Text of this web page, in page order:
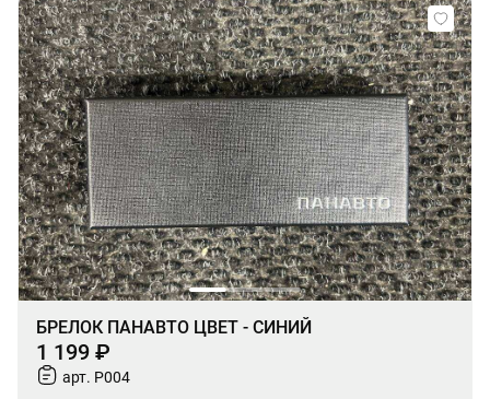
БРЕЛОК ПАНАВТО ЦВЕТ - СИНИЙ
1 199 ₽
арт. P004